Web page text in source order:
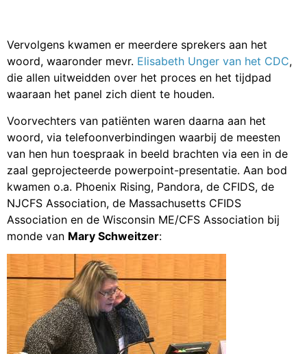
Vervolgens kwamen er meerdere sprekers aan het
woord, waaronder mevr. Elisabeth Unger van het CDC,
die allen uitweidden over het proces en het tijdpad
waaraan het panel zich dient te houden.
Voorvechters van patiënten waren daarna aan het
woord, via telefoonverbindingen waarbij de meesten
van hen hun toespraak in beeld brachten via een in de
zaal geprojecteerde powerpoint-presentatie. Aan bod
kwamen o.a. Phoenix Rising, Pandora, de CFIDS, de
NJCFS Association, de Massachusetts CFIDS
Association en de Wisconsin ME/CFS Association bij
monde van Mary Schweitzer: